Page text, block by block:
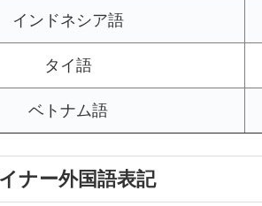
インドネシア語
タイ語
ベトナム語
ナー外国語表記